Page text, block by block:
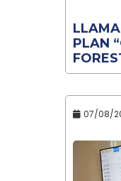
PLAN
07/08/